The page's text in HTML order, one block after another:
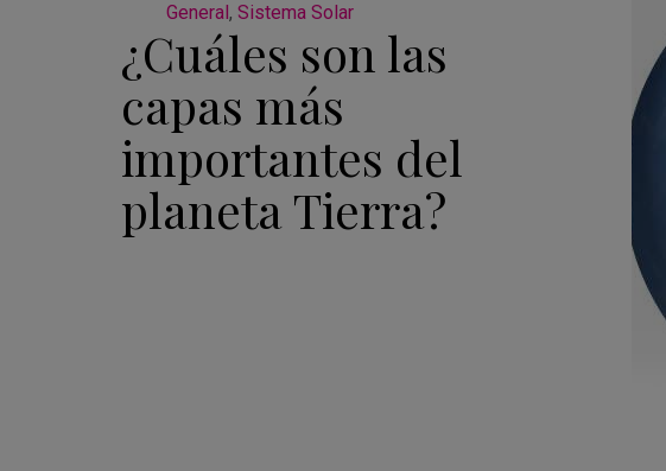
General , Sistema Solar
¿Cuáles son las
capas más
importantes del
planeta Tierra?